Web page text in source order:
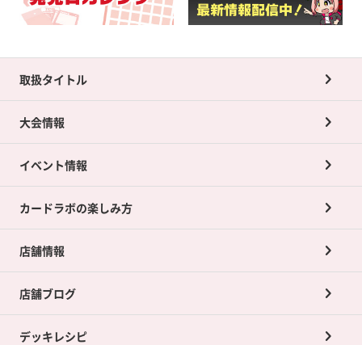
取扱タイトル
大会情報
イベント情報
カードラボの楽しみ方
店舗情報
店舗ブログ
デッキレシピ